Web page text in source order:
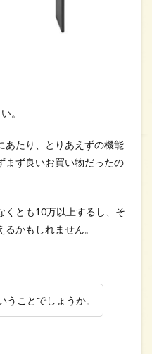
。
あたり、とりあえずの機能
まず良いお買い物だったの
くとも10万以上するし、そ
かもしれません。
うことでしょうか。